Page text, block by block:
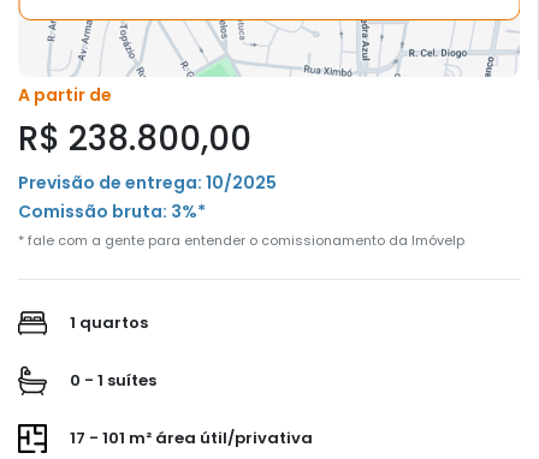
A partir de
R$ 238.800,00
Previsão de entrega: 10/2025
Comissão bruta: 3%*
* fale com a gente para entender o comissionamento da Imóvelp
1 quartos
0 - 1 suítes
17 - 101 m² área útil/privativa